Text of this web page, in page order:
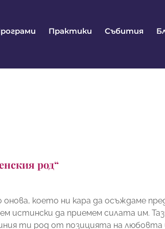
Практики Събития
род“
онова, което ни кара да осъждаме
истински да приемем силата им.
ти род от позицията на любовта